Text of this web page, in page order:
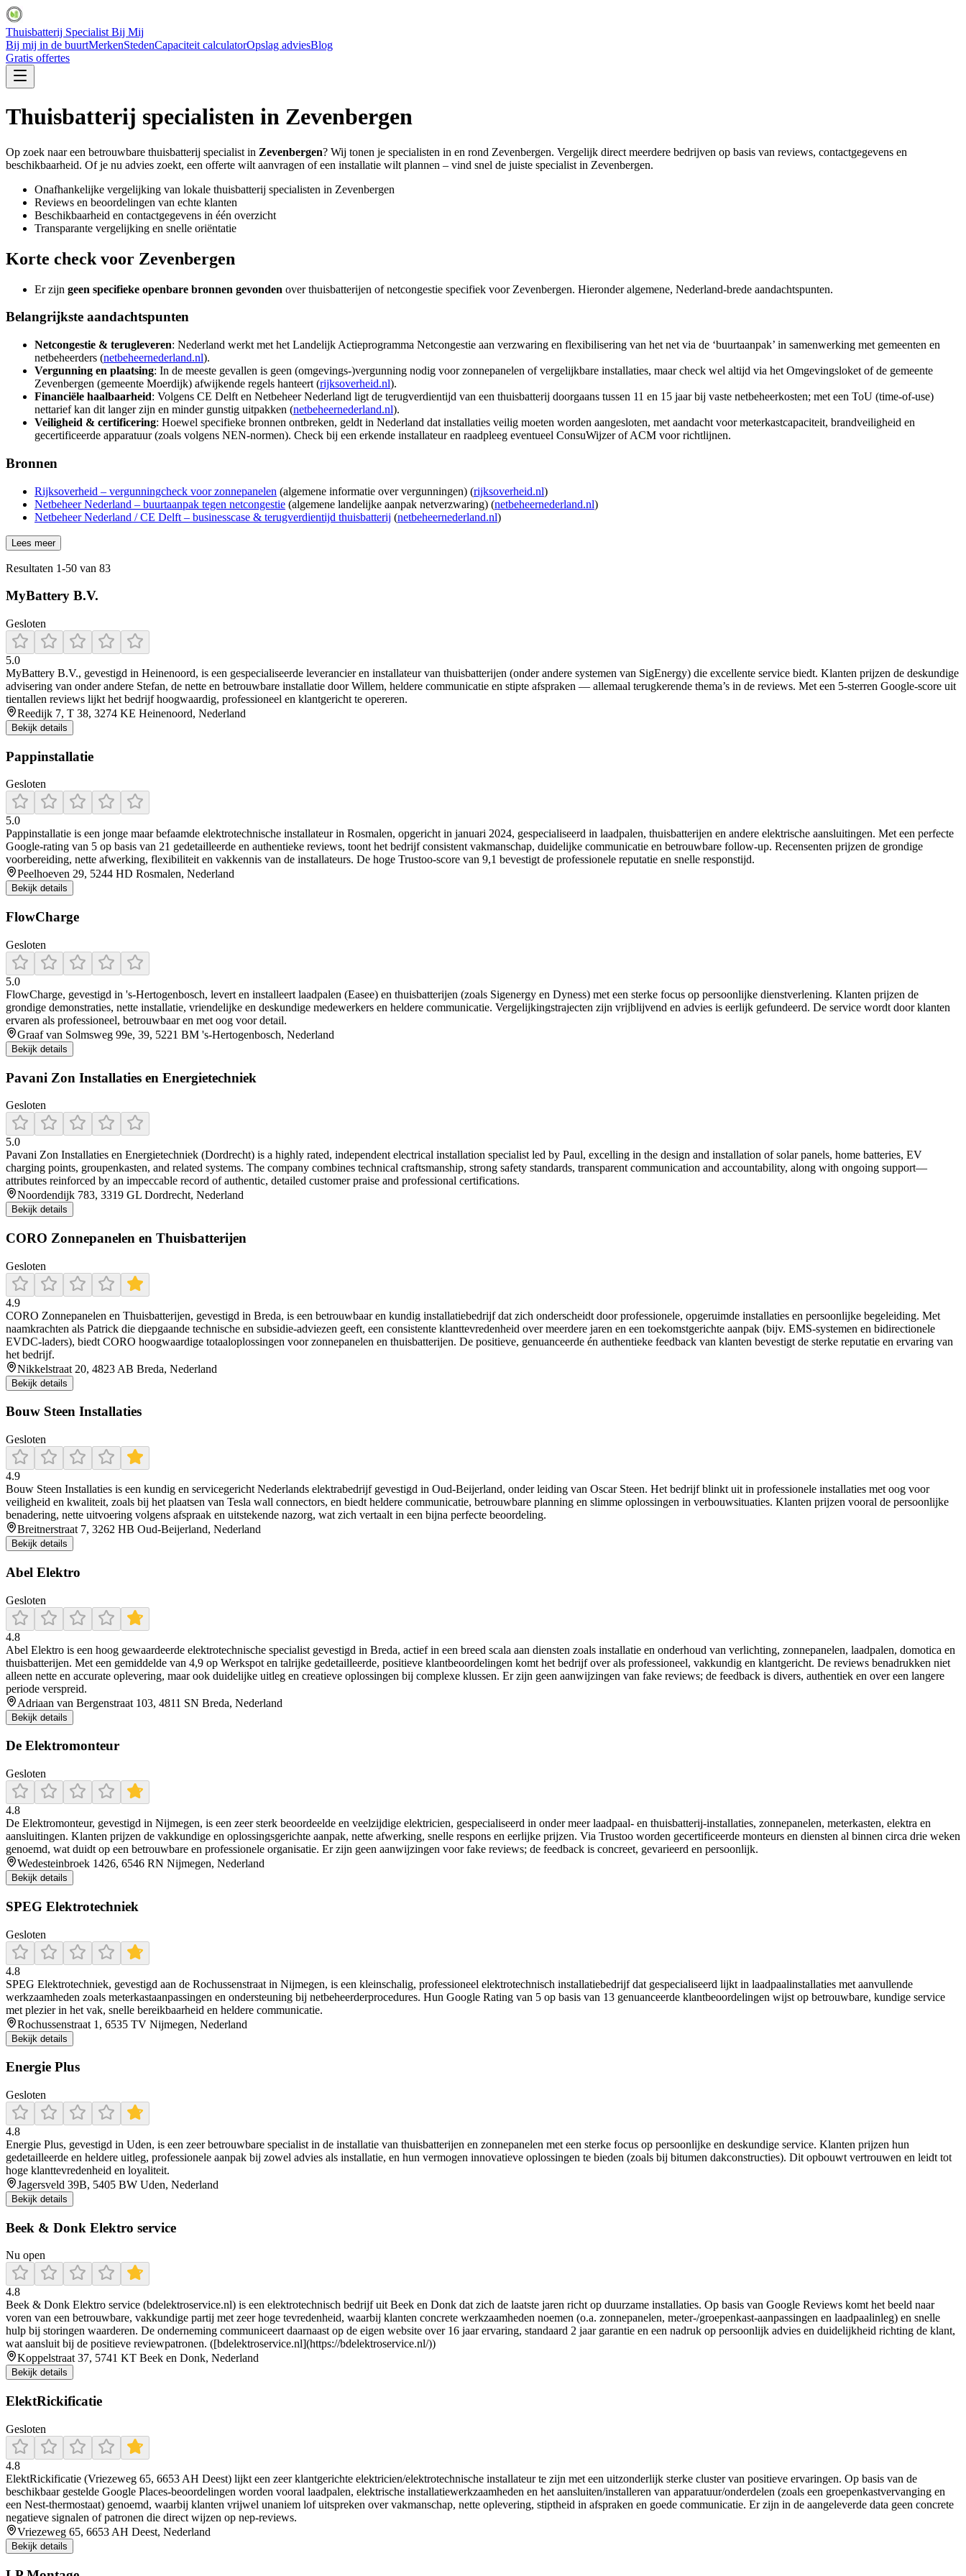
Thuisbatterij Specialist Bij Mij
Bij mij in de buurtMerkenStedenCapaciteit calculatorOpslag adviesBlog
Gratis offertes
Thuisbatterij specialisten in Zevenbergen
Op zoek naar een betrouwbare thuisbatterij specialist in Zevenbergen? Wij tonen je specialisten in en rond Zevenbergen. Vergelijk direct meerdere bedrijven op basis van reviews, contactgegevens en
beschikbaarheid. Of je nu advies zoekt, een offerte wilt aanvragen of een installatie wilt plannen – vind snel de juiste specialist in Zevenbergen.
Onafhankelijke vergelijking van lokale thuisbatterij specialisten in Zevenbergen
Reviews en beoordelingen van echte klanten
Beschikbaarheid en contactgegevens in één overzicht
Transparante vergelijking en snelle oriëntatie
Korte check voor Zevenbergen
Er zijn geen specifieke openbare bronnen gevonden over thuisbatterijen of netcongestie specifiek voor Zevenbergen. Hieronder algemene, Nederland-brede aandachtspunten.
Belangrijkste aandachtspunten
Netcongestie & terugleveren: Nederland werkt met het Landelijk Actieprogramma Netcongestie aan verzwaring en flexibilisering van het net via de ‘buurtaanpak’ in samenwerking met gemeenten en
netbeheerders (netbeheernederland.nl).
Vergunning en plaatsing: In de meeste gevallen is geen (omgevings‑)vergunning nodig voor zonnepanelen of vergelijkbare installaties, maar check wel altijd via het Omgevingsloket of de gemeente
Zevenbergen (gemeente Moerdijk) afwijkende regels hanteert (rijksoverheid.nl).
Financiële haalbaarheid: Volgens CE Delft en Netbeheer Nederland ligt de terugverdientijd van een thuisbatterij doorgaans tussen 11 en 15 jaar bij vaste netbeheerkosten; met een ToU (time-of-use)
nettarief kan dit langer zijn en minder gunstig uitpakken (netbeheernederland.nl).
Veiligheid & certificering: Hoewel specifieke bronnen ontbreken, geldt in Nederland dat installaties veilig moeten worden aangesloten, met aandacht voor meterkastcapaciteit, brandveiligheid en
gecertificeerde apparatuur (zoals volgens NEN-normen). Check bij een erkende installateur en raadpleeg eventueel ConsuWijzer of ACM voor richtlijnen.
Bronnen
Rijksoverheid – vergunningcheck voor zonnepanelen (algemene informatie over vergunningen) (rijksoverheid.nl)
Netbeheer Nederland – buurtaanpak tegen netcongestie (algemene landelijke aanpak netverzwaring) (netbeheernederland.nl)
Netbeheer Nederland / CE Delft – businesscase & terugverdientijd thuisbatterij (netbeheernederland.nl)
Lees meer
Resultaten 1-50 van 83
MyBattery B.V.
Gesloten
5.0
MyBattery B.V., gevestigd in Heinenoord, is een gespecialiseerde leverancier en installateur van thuisbatterijen (onder andere systemen van SigEnergy) die excellente service biedt. Klanten prijzen de deskundige
advisering van onder andere Stefan, de nette en betrouwbare installatie door Willem, heldere communicatie en stipte afspraken — allemaal terugkerende thema’s in de reviews. Met een 5‑sterren Google‑score uit
tientallen reviews lijkt het bedrijf hoogwaardig, professioneel en klantgericht te opereren.
Reedijk 7, T 38, 3274 KE Heinenoord, Nederland
Bekijk details
Pappinstallatie
Gesloten
5.0
Pappinstallatie is een jonge maar befaamde elektrotechnische installateur in Rosmalen, opgericht in januari 2024, gespecialiseerd in laadpalen, thuisbatterijen en andere elektrische aansluitingen. Met een perfecte
Google-rating van 5 op basis van 21 gedetailleerde en authentieke reviews, toont het bedrijf consistent vakmanschap, duidelijke communicatie en betrouwbare follow-up. Recensenten prijzen de grondige
voorbereiding, nette afwerking, flexibiliteit en vakkennis van de installateurs. De hoge Trustoo-score van 9,1 bevestigt de professionele reputatie en snelle responstijd.
Peelhoeven 29, 5244 HD Rosmalen, Nederland
Bekijk details
FlowCharge
Gesloten
5.0
FlowCharge, gevestigd in 's‑Hertogenbosch, levert en installeert laadpalen (Easee) en thuisbatterijen (zoals Sigenergy en Dyness) met een sterke focus op persoonlijke dienstverlening. Klanten prijzen de
grondige demonstraties, nette installatie, vriendelijke en deskundige medewerkers en heldere communicatie. Vergelijkingstrajecten zijn vrijblijvend en advies is eerlijk gefundeerd. De service wordt door klanten
ervaren als professioneel, betrouwbaar en met oog voor detail.
Graaf van Solmsweg 99e, 39, 5221 BM 's-Hertogenbosch, Nederland
Bekijk details
Pavani Zon Installaties en Energietechniek
Gesloten
5.0
Pavani Zon Installaties en Energietechniek (Dordrecht) is a highly rated, independent electrical installation specialist led by Paul, excelling in the design and installation of solar panels, home batteries, EV
charging points, groupenkasten, and related systems. The company combines technical craftsmanship, strong safety standards, transparent communication and accountability, along with ongoing support—
attributes reinforced by an impeccable record of authentic, detailed customer praise and professional certifications.
Noordendijk 783, 3319 GL Dordrecht, Nederland
Bekijk details
CORO Zonnepanelen en Thuisbatterijen
Gesloten
4.9
CORO Zonnepanelen en Thuisbatterijen, gevestigd in Breda, is een betrouwbaar en kundig installatiebedrijf dat zich onderscheidt door professionele, opgeruimde installaties en persoonlijke begeleiding. Met
naamkrachten als Patrick die diepgaande technische en subsidie-adviezen geeft, een consistente klanttevredenheid over meerdere jaren en een toekomstgerichte aanpak (bijv. EMS-systemen en bidirectionele
EVDC-laders), biedt CORO hoogwaardige totaaloplossingen voor zonnepanelen en thuisbatterijen. De positieve, genuanceerde én authentieke feedback van klanten bevestigt de sterke reputatie en ervaring van
het bedrijf.
Nikkelstraat 20, 4823 AB Breda, Nederland
Bekijk details
Bouw Steen Installaties
Gesloten
4.9
Bouw Steen Installaties is een kundig en servicegericht Nederlands elektrabedrijf gevestigd in Oud-Beijerland, onder leiding van Oscar Steen. Het bedrijf blinkt uit in professionele installaties met oog voor
veiligheid en kwaliteit, zoals bij het plaatsen van Tesla wall connectors, en biedt heldere communicatie, betrouwbare planning en slimme oplossingen in verbouwsituaties. Klanten prijzen vooral de persoonlijke
benadering, nette uitvoering volgens afspraak en uitstekende nazorg, wat zich vertaalt in een bijna perfecte beoordeling.
Breitnerstraat 7, 3262 HB Oud-Beijerland, Nederland
Bekijk details
Abel Elektro
Gesloten
4.8
Abel Elektro is een hoog gewaardeerde elektrotechnische specialist gevestigd in Breda, actief in een breed scala aan diensten zoals installatie en onderhoud van verlichting, zonnepanelen, laadpalen, domotica en
thuisbatterijen. Met een gemiddelde van 4,9 op Werkspot en talrijke gedetailleerde, positieve klantbeoordelingen komt het bedrijf over als professioneel, vakkundig en klantgericht. De reviews benadrukken niet
alleen nette en accurate oplevering, maar ook duidelijke uitleg en creatieve oplossingen bij complexe klussen. Er zijn geen aanwijzingen van fake reviews; de feedback is divers, authentiek en over een langere
periode verspreid.
Adriaan van Bergenstraat 103, 4811 SN Breda, Nederland
Bekijk details
De Elektromonteur
Gesloten
4.8
De Elektromonteur, gevestigd in Nijmegen, is een zeer sterk beoordeelde en veelzijdige elektricien, gespecialiseerd in onder meer laadpaal- en thuisbatterij-installaties, zonnepanelen, meterkasten, elektra en
aansluitingen. Klanten prijzen de vakkundige en oplossingsgerichte aanpak, nette afwerking, snelle respons en eerlijke prijzen. Via Trustoo worden gecertificeerde monteurs en diensten al binnen circa drie weken
genoemd, wat duidt op een betrouwbare en professionele organisatie. Er zijn geen aanwijzingen voor fake reviews; de feedback is concreet, gevarieerd en persoonlijk.
Wedesteinbroek 1426, 6546 RN Nijmegen, Nederland
Bekijk details
SPEG Elektrotechniek
Gesloten
4.8
SPEG Elektrotechniek, gevestigd aan de Rochussenstraat in Nijmegen, is een kleinschalig, professioneel elektrotechnisch installatiebedrijf dat gespecialiseerd lijkt in laadpaalinstallaties met aanvullende
werkzaamheden zoals meterkastaanpassingen en ondersteuning bij netbeheerderprocedures. Hun Google Rating van 5 op basis van 13 genuanceerde klantbeoordelingen wijst op betrouwbare, kundige service
met plezier in het vak, snelle bereikbaarheid en heldere communicatie.
Rochussenstraat 1, 6535 TV Nijmegen, Nederland
Bekijk details
Energie Plus
Gesloten
4.8
Energie Plus, gevestigd in Uden, is een zeer betrouwbare specialist in de installatie van thuisbatterijen en zonnepanelen met een sterke focus op persoonlijke en deskundige service. Klanten prijzen hun
gedetailleerde en heldere uitleg, professionele aanpak bij zowel advies als installatie, en hun vermogen innovatieve oplossingen te bieden (zoals bij bitumen dakconstructies). Dit opbouwt vertrouwen en leidt tot
hoge klanttevredenheid en loyaliteit.
Jagersveld 39B, 5405 BW Uden, Nederland
Bekijk details
Beek & Donk Elektro service
Nu open
4.8
Beek & Donk Elektro service (bdelektroservice.nl) is een elektrotechnisch bedrijf uit Beek en Donk dat zich de laatste jaren richt op duurzame installaties. Op basis van Google Reviews komt het beeld naar
voren van een betrouwbare, vakkundige partij met zeer hoge tevredenheid, waarbij klanten concrete werkzaamheden noemen (o.a. zonnepanelen, meter-/groepenkast-aanpassingen en laadpaalinleg) en snelle
hulp bij storingen waarderen. De onderneming communiceert daarnaast op de eigen website over 16 jaar ervaring, standaard 2 jaar garantie en een nadruk op persoonlijk advies en duidelijkheid richting de klant,
wat aansluit bij de positieve reviewpatronen. ([bdelektroservice.nl](https://bdelektroservice.nl/))
Koppelstraat 37, 5741 KT Beek en Donk, Nederland
Bekijk details
ElektRickificatie
Gesloten
4.8
ElektRickificatie (Vriezeweg 65, 6653 AH Deest) lijkt een zeer klantgerichte elektricien/elektrotechnische installateur te zijn met een uitzonderlijk sterke cluster van positieve ervaringen. Op basis van de
beschikbaar gestelde Google Places-beoordelingen worden vooral laadpalen, elektrische installatiewerkzaamheden en het aansluiten/installeren van apparatuur/onderdelen (zoals een groepenkastvervanging en
een Nest-thermostaat) genoemd, waarbij klanten vrijwel unaniem lof uitspreken over vakmanschap, nette oplevering, stiptheid in afspraken en goede communicatie. Er zijn in de aangeleverde data geen concrete
negatieve signalen of patronen die direct wijzen op nep-reviews.
Vriezeweg 65, 6653 AH Deest, Nederland
Bekijk details